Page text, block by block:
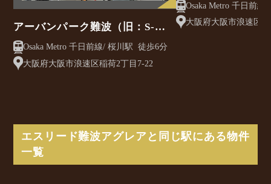
アーバンパーク難波（旧：S-
RESIDENCE難波ウエスト）Osaka Metro 千日前線/ 桜川駅 徒歩6分
大阪府大阪市浪速区稲荷2丁目7-22
Osaka Metro 千日前線/ 谷町九丁目駅 徒
歩4分
大阪府大阪市浪速区
エスリード難波アグレアと同じ駅にある物件
一覧